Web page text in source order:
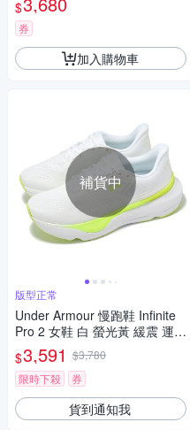
$
券
加入購物車
補貨中
版型正常
Under Armour 慢跑鞋 Infinite
Pro 2 女鞋 白 螢光黃 緩震 運動
鞋 UA 3028177102
$3,591 $3,780
限時下殺
券
貨到通知我